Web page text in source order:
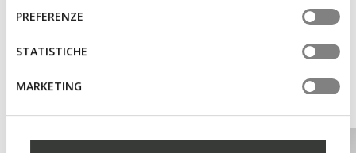
informazioni o per modificare in qualsiasi momento le
tue impostazioni, visita la nostra
consenso
PREFERENZE
STATISTICHE
MARKETING
Technologies
You may also like